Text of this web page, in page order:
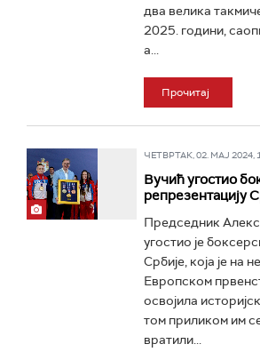
два велика
2025. години,
а...
Прочитај
ЧЕТВРТАК, 02. МАЈ 2024,
Вучић угостио
репрезентацију
Председник
угостио је
Србије, која је на
Европском
освојила
том приликом им
вратили...